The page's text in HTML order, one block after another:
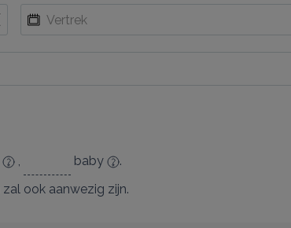
, baby
.
zal ook aanwezig zijn.